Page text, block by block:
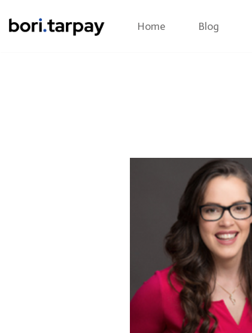
Zum
Home Blog